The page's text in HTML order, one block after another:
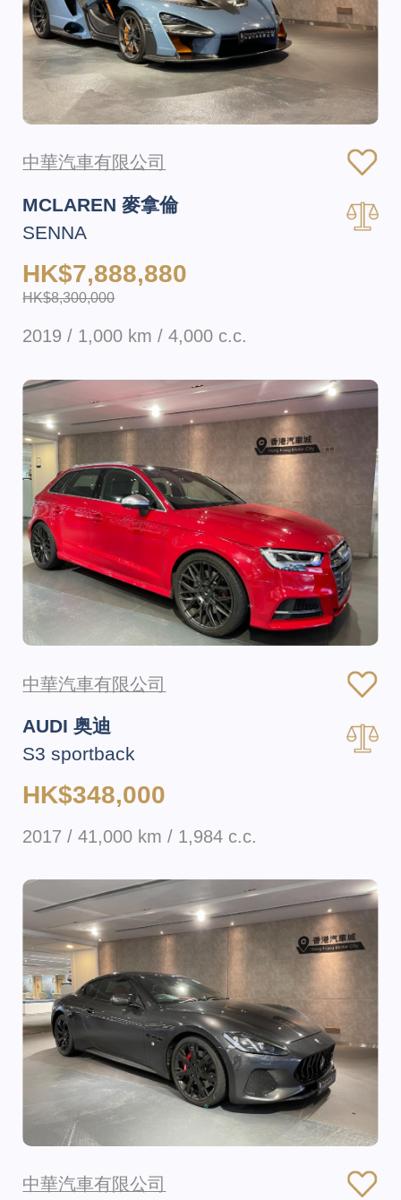
中華汽車有限公司
MCLAREN 麥拿倫
SENNA
HK$7,888,880
HK$8,300,000
2019 / 1,000 km / 4,000 c.c.
中華汽車有限公司
AUDI 奥迪
S3 sportback
HK$348,000
2017 / 41,000 km / 1,984 c.c.
中華汽車有限公司